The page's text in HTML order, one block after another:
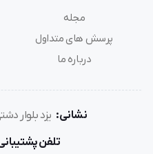
مجله
پرسش های متداول
درباره ما
نشانی: یزد بلوار
تلفن